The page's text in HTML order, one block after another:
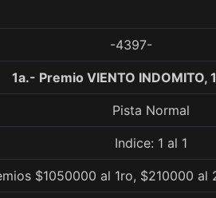
-4397-
1a.- Premio VIENTO INDOMITO,
Pista Normal
Indice: 1 al 1
$1050000 al 1ro, $210000